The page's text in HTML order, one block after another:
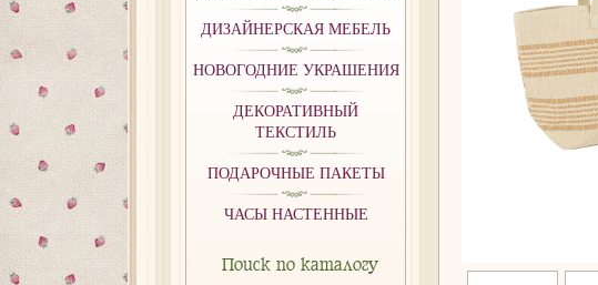
ДИЗАЙНЕРСКАЯ МЕБЕЛЬ
НОВОГОДНИЕ УКРАШЕНИЯ
ДЕКОРАТИВНЫЙ
ТЕКСТИЛЬ
ПОДАРОЧНЫЕ ПАКЕТЫ
ЧАСЫ НАСТЕННЫЕ
Поиск по каталогу